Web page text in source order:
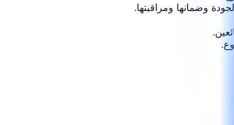
وضمانها ومراقبتها.